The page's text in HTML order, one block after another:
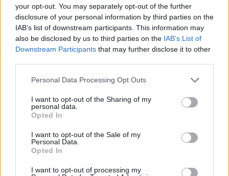
your opt-out. You may separately opt-out of the further
disclosure of your personal information by third parties on the
IAB’s list of downstream participants. This information may
also be disclosed by us to third parties on the IAB’s List of
Downstream Participants that may further disclose it to other
Please note that this website/app uses one or more Google
not limited to your visit or usage behaviour. You may click to
grant or deny consent to Google and its third-party tags to
use your data for below specified purposes in below Google
consent section.
Personal Data Processing Opt Outs
I want to opt-out of the Sharing of my
personal data.
Opted In
I want to opt-out of the Sale of my
Personal Data.
Opted In
I want to opt-out of processing my
Paolo Pinna
I nostri cari
I nostri cari